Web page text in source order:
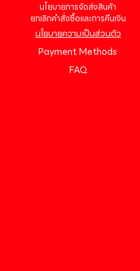
นโยบายการจัดส่งสินค้า
ยกเลิกคำสั่งซื้อและการคืนเงิน
นโยบายความเป็นส่วนตัว
Payment Methods
FAQ